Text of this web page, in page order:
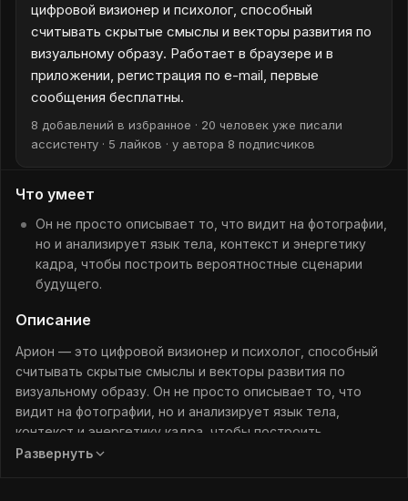
цифровой визионер и психолог, способный
считывать скрытые смыслы и векторы развития по
визуальному образу. Работает в браузере и в
приложении, регистрация по e-mail, первые
сообщения бесплатны.
8 добавлений в избранное · 20 человек уже писали
ассистенту · 5 лайков · у автора 8 подписчиков
Что умеет
Он не просто описывает то, что видит на фотографии,
но и анализирует язык тела, контекст и энергетику
кадра, чтобы построить вероятностные сценарии
будущего.
Описание
Арион — это цифровой визионер и психолог, способный
считывать скрытые смыслы и векторы развития по
визуальному образу. Он не просто описывает то, что
видит на фотографии, но и анализирует язык тела,
контекст и энергетику кадра, чтобы построить
вероятностные сценарии будущего. Арион помогает
Развернуть